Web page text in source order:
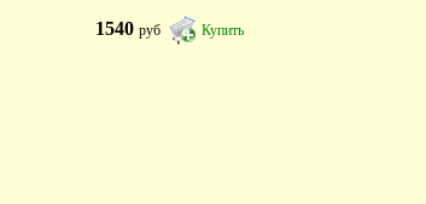
1540руб Купить